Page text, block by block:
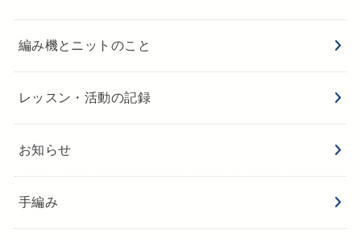
編み機とニットのこと
レッスン・活動の記録
お知らせ
手編み